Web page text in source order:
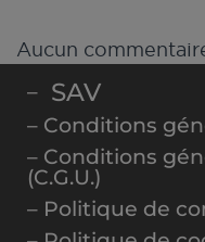
Aucun
– SAV
– Conditions
– Conditions
(C.G.U.)
– Politique de